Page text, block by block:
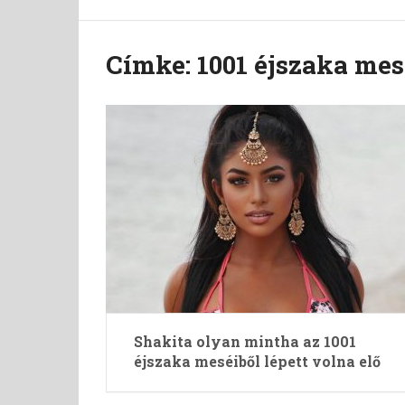
Címke: 1001 éjszaka
Shakita olyan mintha az 1001
éjszaka meséiből lépett volna elő